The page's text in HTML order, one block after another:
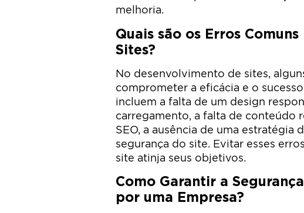
melhoria.
Quais são os Erros
Sites?
No desenvolvimento de sites,
comprometer a eficácia e o
incluem a falta de um design
carregamento, a falta de conteúdo
SEO, a ausência de uma
segurança do site. Evitar esses
site atinja seus objetivos.
Como Garantir a
por uma Empresa?